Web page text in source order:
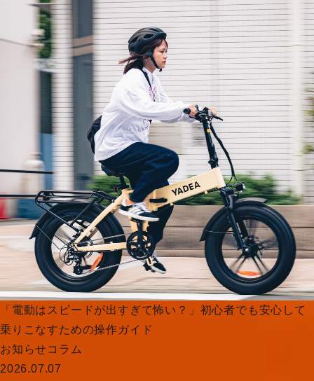
「電動はスピードが出すぎて怖い？」初心者でも安心して
乗りこなすための操作ガイド
お知らせコラム
2026.07.07